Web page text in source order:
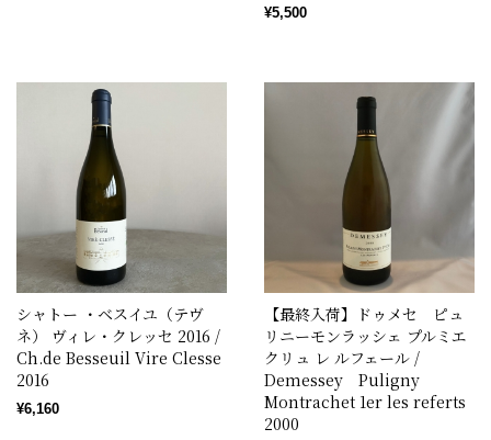
¥5,500
シャトー ・ベスイユ（テヴ
ネ） ヴィレ・クレッセ 2016 /
Ch.de Besseuil Vire Clesse
2016
¥6,160
【最終入荷】ドゥメセ ピュ
リニーモンラッシェ プルミエ
クリュ レ ルフェール /
Demessey Puligny
Montrachet 1er les referts
2000